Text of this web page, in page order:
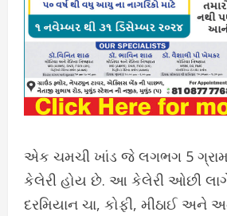
એક ચમચી ખાંડ જે લગભગ 5
કેલેરી હોય છે. આ કેલેરી ઓછી
દરમિયાન ચા, કોફી, મીઠાઈ અને